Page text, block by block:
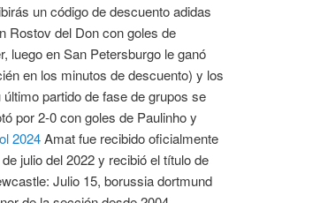
un código de descuento adidas
Rostov del Don con goles de
luego en San Petersburgo le ganó
en los minutos de descuento) y los
partido de fase de grupos se
por 2-0 con goles de Paulinho y
2024Amat fue recibido oficialmente
julio del 2022 y recibió el título de
Julio 15, borussia dortmund